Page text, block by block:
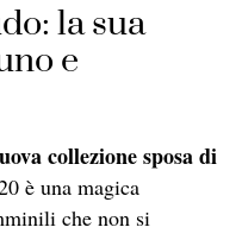
la sua
e
collezione sposa di
è una magica
che non si